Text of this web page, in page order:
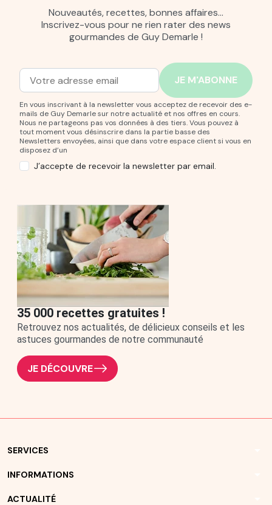
Nouveautés, recettes, bonnes affaires…
Inscrivez-vous pour ne rien rater des news
gourmandes de Guy Demarle !
Adresse mail
Entrez votre adresse mail pour vous abonner à notre
En vous inscrivant à la newsletter vous acceptez de recevoir des e-
mails de Guy Demarle sur notre actualité et nos offres en cours.
Nous ne partageons pas vos données à des tiers. Vous pouvez à
tout moment vous désinscrire dans la partie basse des
Newsletters envoyées, ainsi que dans votre espace client si vous en
disposez d’un
J’accepte de recevoir la newsletter par email.
35 000 recettes gratuites !
Retrouvez nos actualités, de délicieux conseils et les
astuces gourmandes de notre communauté
JE DÉCOUVRE
SERVICES
INFORMATIONS
ACTUALITÉ